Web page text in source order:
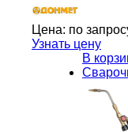
Цена: по
Узнать цену
В